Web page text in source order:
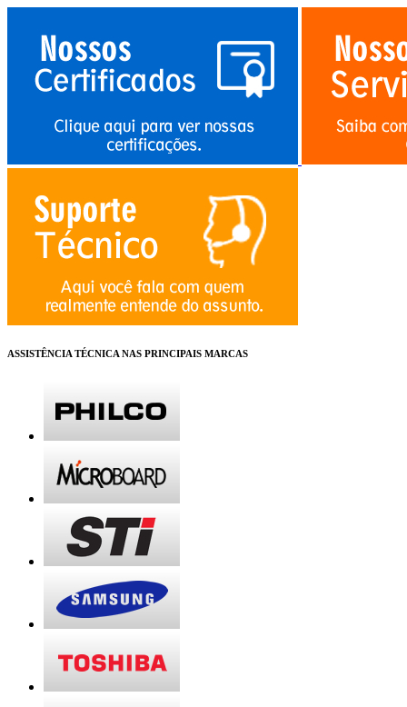
ASSISTÊNCIA TÉCNICA NAS PRINCIPAIS MARCAS